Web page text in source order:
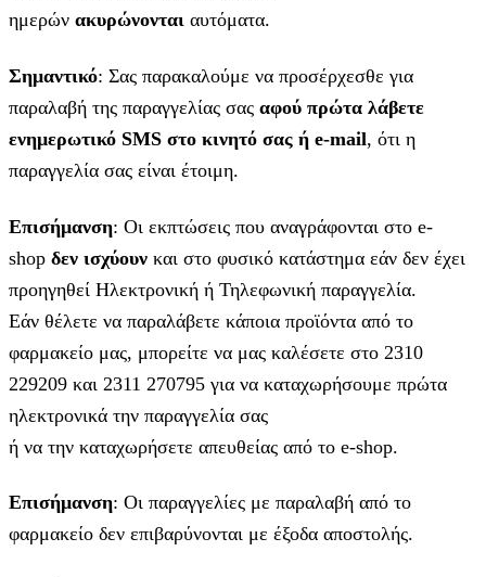
ημερών ακυρώνονται αυτόματα.
Σημαντικό: Σας παρακαλούμε να προσέρχεσθε για
παραλαβή της παραγγελίας σας αφού πρώτα λάβετε
ενημερωτικό SMS στο κινητό σας ή e-mail, ότι η
παραγγελία σας είναι έτοιμη.
Επισήμανση: Οι εκπτώσεις που αναγράφονται στο e-
shop δεν ισχύουν και στο φυσικό κατάστημα εάν δεν έχει
προηγηθεί Ηλεκτρονική ή Τηλεφωνική παραγγελία.
Εάν θέλετε να παραλάβετε κάποια προϊόντα από το
φαρμακείο μας, μπορείτε να μας καλέσετε στο 2310
229209 και 2311 270795 για να καταχωρήσουμε πρώτα
ηλεκτρονικά την παραγγελία σας
ή να την καταχωρήσετε απευθείας από το e-shop.
Επισήμανση: Οι παραγγελίες με παραλαβή από το
φαρμακείο δεν επιβαρύνονται με έξοδα αποστολής.